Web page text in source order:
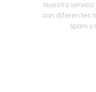
Nuestro
con diferentes
spam y